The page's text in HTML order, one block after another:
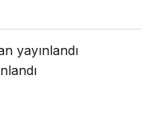
yayınlandı